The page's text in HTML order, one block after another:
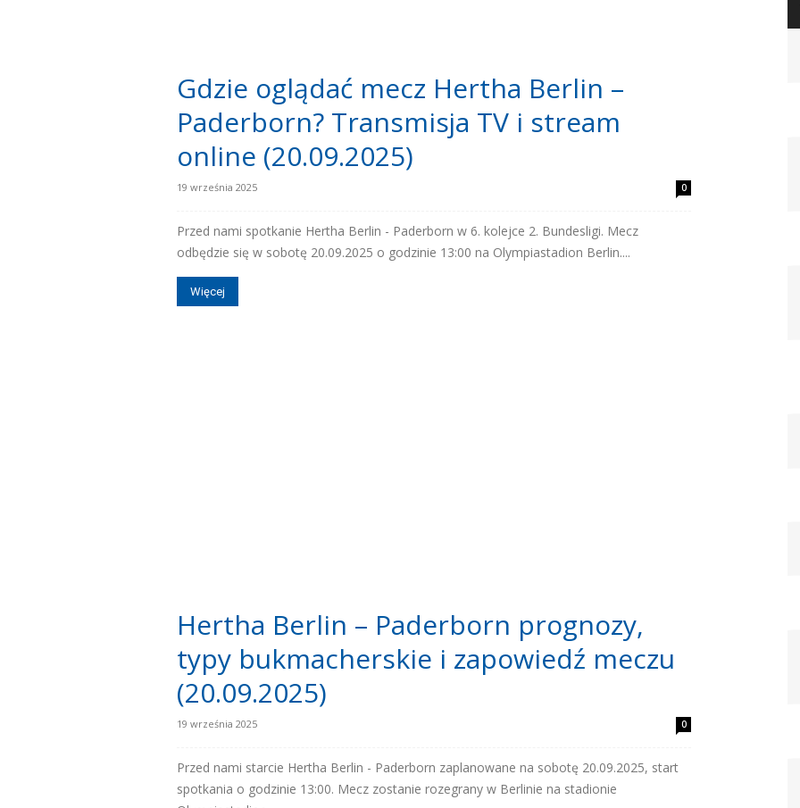
Gdzie oglądać mecz Hertha Berlin –
Paderborn? Transmisja TV i stream
online (20.09.2025)
19 września 2025 0
Przed nami spotkanie Hertha Berlin - Paderborn w 6. kolejce 2. Bundesligi. Mecz
odbędzie się w sobotę 20.09.2025 o godzinie 13:00 na Olympiastadion Berlin....
Więcej
Hertha Berlin – Paderborn prognozy,
typy bukmacherskie i zapowiedź meczu
(20.09.2025)
19 września 2025 0
Przed nami starcie Hertha Berlin - Paderborn zaplanowane na sobotę 20.09.2025, start
spotkania o godzinie 13:00. Mecz zostanie rozegrany w Berlinie na stadionie